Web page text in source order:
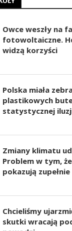
Owce weszły na
fotowoltaiczne.
widzą korzyści
Polska miała
plastikowych
statystycznej
Zmiany klimatu
Problem w tym,
pokazują
Chcieliśmy
skutki wracają